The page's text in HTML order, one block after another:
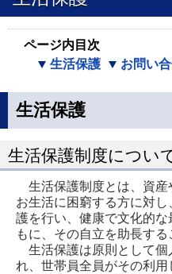
ページ内目次
生活保護
お問い
生活保護
生活保護制度につい
生活保護制度とは、資産
お生活に困窮する方に対
護を行い、健康で文化的
もに、その自立を助長する
生活保護は原則として個
れ、世帯員全員がその利